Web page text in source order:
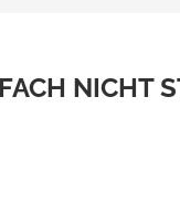
NICHT